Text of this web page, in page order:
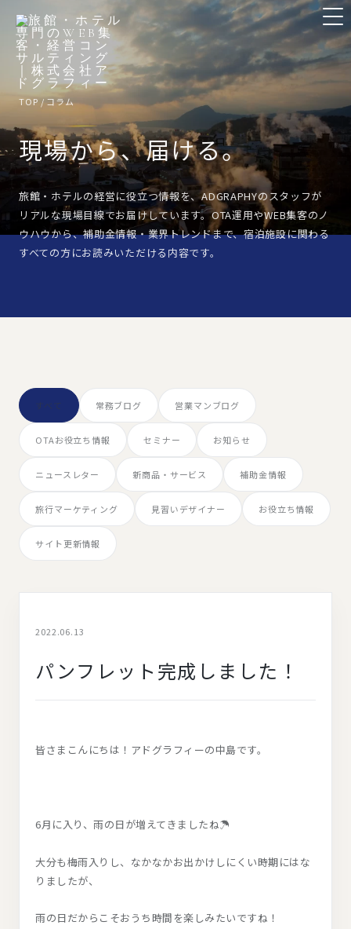
TOP / コラム
現場から、届ける。
旅館・ホテルの経営に役立つ情報を、ADGRAPHYのスタッフが
リアルな現場目線でお届けしています。OTA運用やWEB集客のノ
ウハウから、補助金情報・業界トレンドまで、宿泊施設に関わる
すべての方にお読みいただける内容です。
すべて 常務ブログ 営業マンブログ
OTAお役立ち情報 セミナー お知らせ
ニュースレター 新商品・サービス 補助金情報
旅行マーケティング 見習いデザイナー お役立ち情報
サイト更新情報
2022.06.13
パンフレット完成しました！
皆さまこんにちは！アドグラフィーの中島です。
6月に入り、雨の日が増えてきましたね☂
大分も梅雨入りし、なかなかお出かけしにくい時期にはな
りましたが、
雨の日だからこそおうち時間を楽しみたいですね！